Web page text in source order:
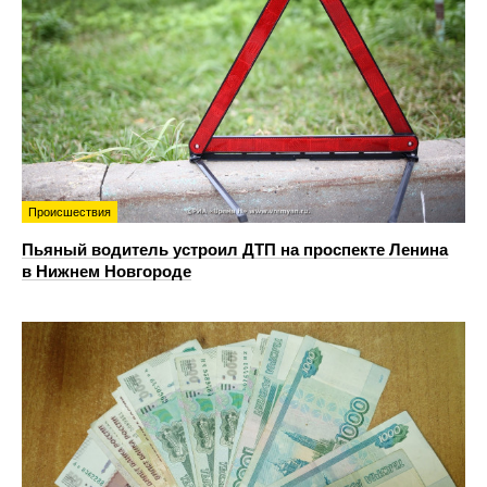
Происшествия
Пьяный водитель устроил ДТП на проспекте Ленина
в Нижнем Новгороде